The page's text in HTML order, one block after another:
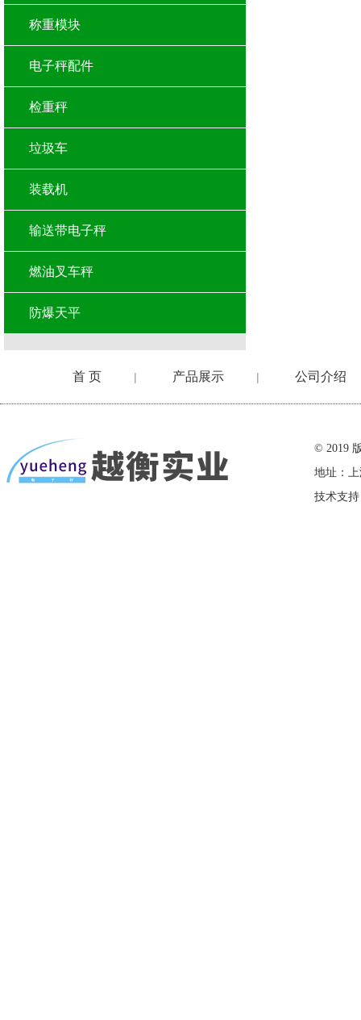
称重模块
电子秤配件
检重秤
垃圾车
装载机
输送带电子秤
燃油叉车秤
防爆天平
首 页 | 产品展示 | 公司介绍
© 2019
地址：
技术支